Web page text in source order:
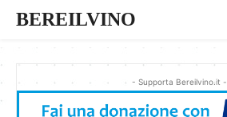
BEREILVINO
- Supporta Bereilvino.it -